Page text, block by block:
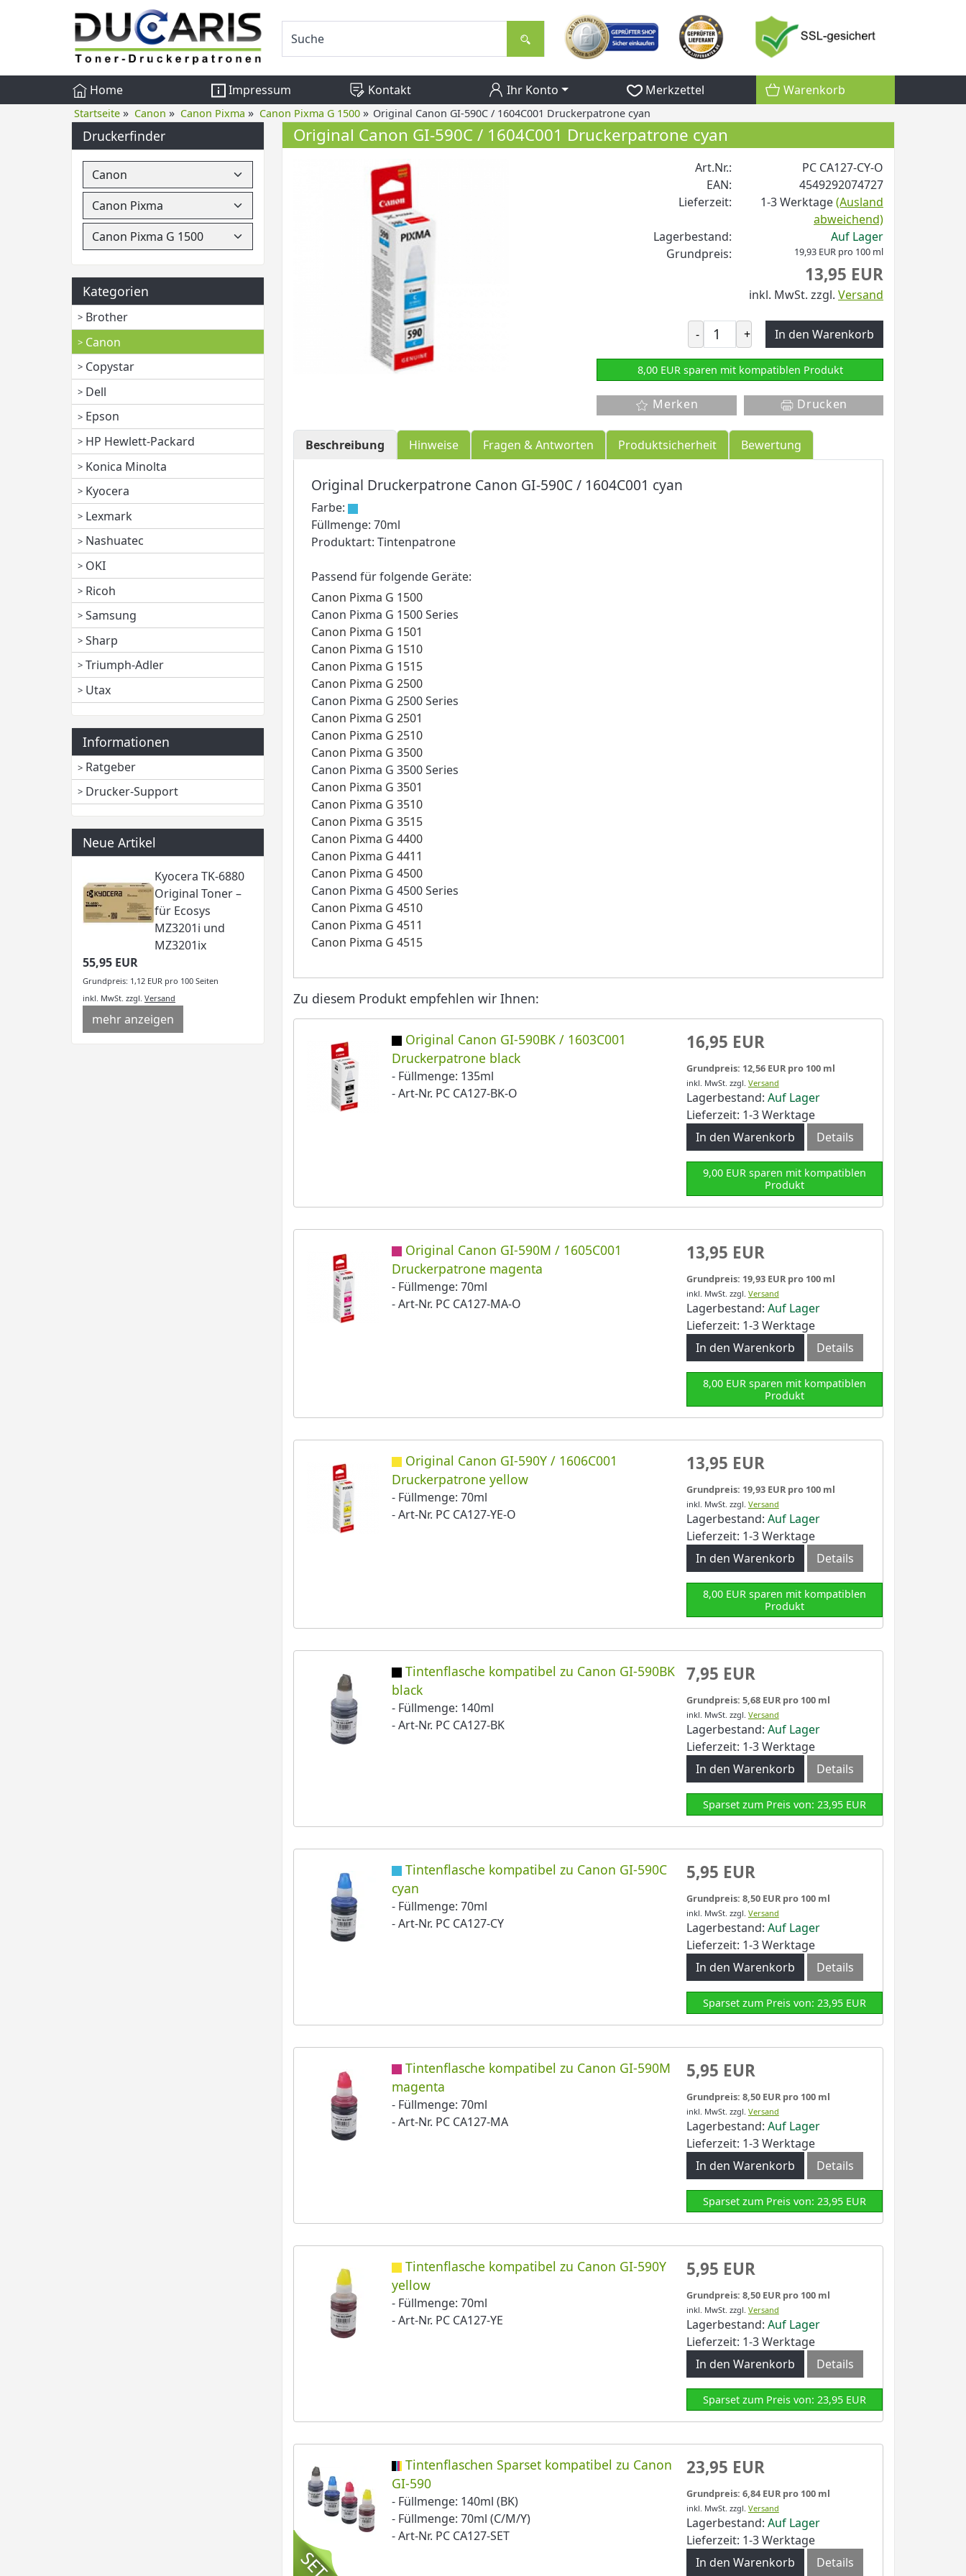
Home Impressum Kontakt Ihr Konto Merkzettel Warenkorb
Startseite » Canon » Canon Pixma » Canon Pixma G 1500 » Original Canon GI-590C / 1604C001 Druckerpatrone cyan
Druckerfinder
Kategorien
Brother
Canon
Copystar
Dell
Epson
HP Hewlett-Packard
Konica Minolta
Kyocera
Lexmark
Nashuatec
OKI
Ricoh
Samsung
Sharp
Triumph-Adler
Utax
Informationen
Ratgeber
Drucker-Support
Neue Artikel
Kyocera TK-6880
Original Toner –
für Ecosys
MZ3201i und
MZ3201ix
55,95 EUR
Grundpreis: 1,12 EUR pro 100 Seiten
inkl. MwSt. zzgl. Versand
mehr anzeigen
Original Canon GI-590C / 1604C001 Druckerpatrone cyan
Art.Nr.:
PC CA127-CY-O
EAN:
4549292074727
Lieferzeit:
1-3 Werktage(Ausland
abweichend)
Lagerbestand:
Auf Lager
Grundpreis:
19,93 EUR pro 100 ml
13,95 EUR
inkl. MwSt. zzgl. Versand
- + In den Warenkorb
8,00 EUR sparen mit kompatiblen Produkt
Merken Drucken
Beschreibung Hinweise Fragen & Antworten Produktsicherheit Bewertung
Original Druckerpatrone Canon GI-590C / 1604C001 cyan
Farbe:
Füllmenge: 70ml
Produktart: Tintenpatrone
Passend für folgende Geräte:
Canon Pixma G 1500
Canon Pixma G 1500 Series
Canon Pixma G 1501
Canon Pixma G 1510
Canon Pixma G 1515
Canon Pixma G 2500
Canon Pixma G 2500 Series
Canon Pixma G 2501
Canon Pixma G 2510
Canon Pixma G 3500
Canon Pixma G 3500 Series
Canon Pixma G 3501
Canon Pixma G 3510
Canon Pixma G 3515
Canon Pixma G 4400
Canon Pixma G 4411
Canon Pixma G 4500
Canon Pixma G 4500 Series
Canon Pixma G 4510
Canon Pixma G 4511
Canon Pixma G 4515
Zu diesem Produkt empfehlen wir Ihnen:
Original Canon GI-590BK / 1603C001
Druckerpatrone black
- Füllmenge: 135ml
- Art-Nr. PC CA127-BK-O
16,95 EUR
Grundpreis: 12,56 EUR pro 100 ml
inkl. MwSt. zzgl. Versand
Lagerbestand: Auf Lager
Lieferzeit: 1-3 Werktage
In den Warenkorb
Details
9,00 EUR sparen mit kompatiblen
Produkt
Original Canon GI-590M / 1605C001
Druckerpatrone magenta
- Füllmenge: 70ml
- Art-Nr. PC CA127-MA-O
13,95 EUR
Grundpreis: 19,93 EUR pro 100 ml
inkl. MwSt. zzgl. Versand
Lagerbestand: Auf Lager
Lieferzeit: 1-3 Werktage
In den Warenkorb
Details
8,00 EUR sparen mit kompatiblen
Produkt
Original Canon GI-590Y / 1606C001
Druckerpatrone yellow
- Füllmenge: 70ml
- Art-Nr. PC CA127-YE-O
13,95 EUR
Grundpreis: 19,93 EUR pro 100 ml
inkl. MwSt. zzgl. Versand
Lagerbestand: Auf Lager
Lieferzeit: 1-3 Werktage
In den Warenkorb
Details
8,00 EUR sparen mit kompatiblen
Produkt
Tintenflasche kompatibel zu Canon GI-590BK
black
- Füllmenge: 140ml
- Art-Nr. PC CA127-BK
7,95 EUR
Grundpreis: 5,68 EUR pro 100 ml
inkl. MwSt. zzgl. Versand
Lagerbestand: Auf Lager
Lieferzeit: 1-3 Werktage
In den Warenkorb
Details
Sparset zum Preis von: 23,95 EUR
Tintenflasche kompatibel zu Canon GI-590C
cyan
- Füllmenge: 70ml
- Art-Nr. PC CA127-CY
5,95 EUR
Grundpreis: 8,50 EUR pro 100 ml
inkl. MwSt. zzgl. Versand
Lagerbestand: Auf Lager
Lieferzeit: 1-3 Werktage
In den Warenkorb
Details
Sparset zum Preis von: 23,95 EUR
Tintenflasche kompatibel zu Canon GI-590M
magenta
- Füllmenge: 70ml
- Art-Nr. PC CA127-MA
5,95 EUR
Grundpreis: 8,50 EUR pro 100 ml
inkl. MwSt. zzgl. Versand
Lagerbestand: Auf Lager
Lieferzeit: 1-3 Werktage
In den Warenkorb
Details
Sparset zum Preis von: 23,95 EUR
Tintenflasche kompatibel zu Canon GI-590Y
yellow
- Füllmenge: 70ml
- Art-Nr. PC CA127-YE
5,95 EUR
Grundpreis: 8,50 EUR pro 100 ml
inkl. MwSt. zzgl. Versand
Lagerbestand: Auf Lager
Lieferzeit: 1-3 Werktage
In den Warenkorb
Details
Sparset zum Preis von: 23,95 EUR
Tintenflaschen Sparset kompatibel zu Canon
GI-590
- Füllmenge: 140ml (BK)
- Füllmenge: 70ml (C/M/Y)
- Art-Nr. PC CA127-SET
23,95 EUR
Grundpreis: 6,84 EUR pro 100 ml
inkl. MwSt. zzgl. Versand
Lagerbestand: Auf Lager
Lieferzeit: 1-3 Werktage
In den Warenkorb
Details